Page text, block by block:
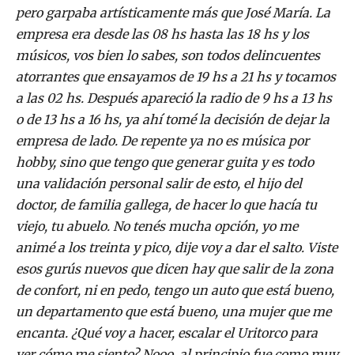
pero garpaba artísticamente más que José María. La
empresa era desde las 08 hs hasta las 18 hs y los
músicos, vos bien lo sabes, son todos delincuentes
atorrantes que ensayamos de 19 hs a 21 hs y tocamos
a las 02 hs. Después apareció la radio de 9 hs a 13 hs
o de 13 hs a 16 hs, ya ahí tomé la decisión de dejar la
empresa de lado. De repente ya no es música por
hobby, sino que tengo que generar guita y es todo
una validación personal salir de esto, el hijo del
doctor, de familia gallega, de hacer lo que hacía tu
viejo, tu abuelo. No tenés mucha opción, yo me
animé a los treinta y pico, dije voy a dar el salto. Viste
esos gurús nuevos que dicen hay que salir de la zona
de confort, ni en pedo, tengo un auto que está bueno,
un departamento que está bueno, una mujer que me
encanta. ¿Qué voy a hacer, escalar el Uritorco para